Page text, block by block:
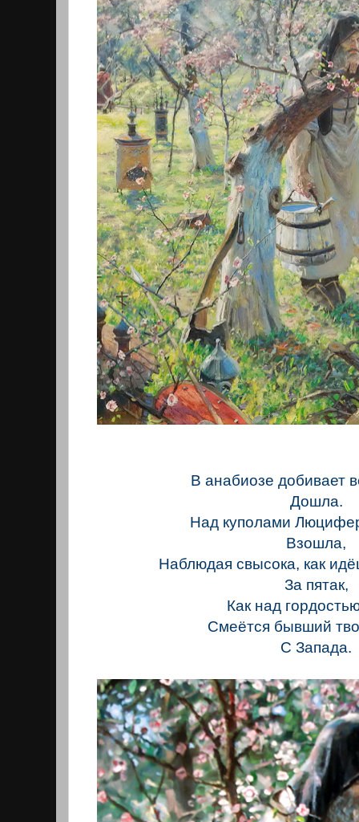
В анабиозе добивает
Дошла.
Над куполами
Взошла,
Наблюдая свысока, как
За пятак,
Как над
Смеётся бывший
С Запада.